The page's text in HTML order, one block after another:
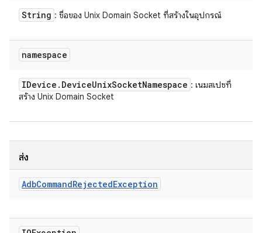
String : ชื่อของ Unix Domain Socket ที่สร้างในอุปกรณ์
namespace
IDevice . DeviceUnixSocketNamespace : เนมสเปซที่
สร้าง Unix Domain Socket
ส่ง
AdbCommandRejectedException